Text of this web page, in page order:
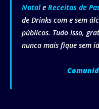
Natale Receitas de
de Drinks com e sem
públicos. Tudo isso,
nunca mais fique sem